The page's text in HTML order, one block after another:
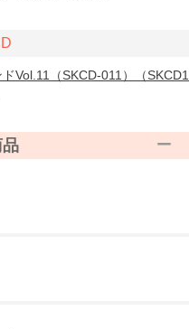
Vol.11（SKCD-011）（SKCD1
品